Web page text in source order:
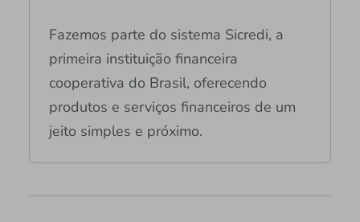
Fazemos parte do sistema Sicredi, a
primeira instituição financeira
cooperativa do Brasil, oferecendo
produtos e serviços financeiros de um
jeito simples e próximo.